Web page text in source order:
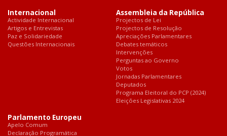
Internacional
Actividade Internacional
Artigos e Entrevistas
Paz e Solidariedade
Questões Internacionais
Assembleia da República
Projectos de Lei
Projectos de Resolução
Apreciações Parlamentares
Debates temáticos
Intervenções
Perguntas ao Governo
Votos
Jornadas Parlamentares
Deputados
Programa Eleitoral do PCP (2024)
Eleições Legislativas 2024
Parlamento Europeu
Apelo Comum
Declaração Programática